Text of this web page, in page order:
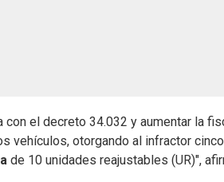
con el decreto 34.032 y aumentar la
vehículos, otorgando al infractor
de 10 unidades reajustables (UR)",